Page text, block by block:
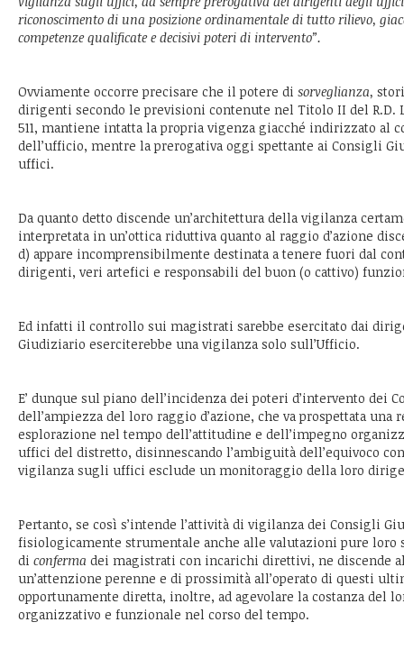
riconoscimento di una posizione ordinamentale di tutto rilievo,
competenze qualificate e decisivi poteri di intervento”.
Ovviamente occorre precisare che il potere di sorveglianza,
dirigenti secondo le previsioni contenute nel Titolo II del R.D.
511, mantiene intatta la propria vigenza giacché indirizzato al
dell’ufficio, mentre la prerogativa oggi spettante ai Consigli
uffici.
Da quanto detto discende un’architettura della vigilanza
interpretata in un’ottica riduttiva quanto al raggio d’azione
d) appare incomprensibilmente destinata a tenere fuori dal
dirigenti, veri artefici e responsabili del buon (o cattivo)
Ed infatti il controllo sui magistrati sarebbe esercitato dai
Giudiziario eserciterebbe una vigilanza solo sull’Ufficio.
E’ dunque sul piano dell’incidenza dei poteri d’intervento dei
dell’ampiezza del loro raggio d’azione, che va prospettata una
esplorazione nel tempo dell’attitudine e dell’impegno
uffici del distretto, disinnescando l’ambiguità dell’equivoco
vigilanza sugli uffici esclude un monitoraggio della loro
Pertanto, se così s’intende l’attività di vigilanza dei Consigli
fisiologicamente strumentale anche alle valutazioni pure loro
di conferma dei magistrati con incarichi direttivi, ne discende
un’attenzione perenne e di prossimità all’operato di questi
opportunamente diretta, inoltre, ad agevolare la costanza del
organizzativo e funzionale nel corso del tempo.